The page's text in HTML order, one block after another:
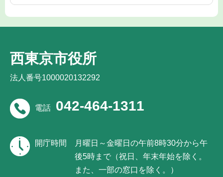
西東京市役所
法人番号1000020132292
電話 042-464-1311
開庁時間
月曜日～金曜日の午前8時30分から午
後5時まで（祝日、年末年始を除く。
また、一部の窓口を除く。）